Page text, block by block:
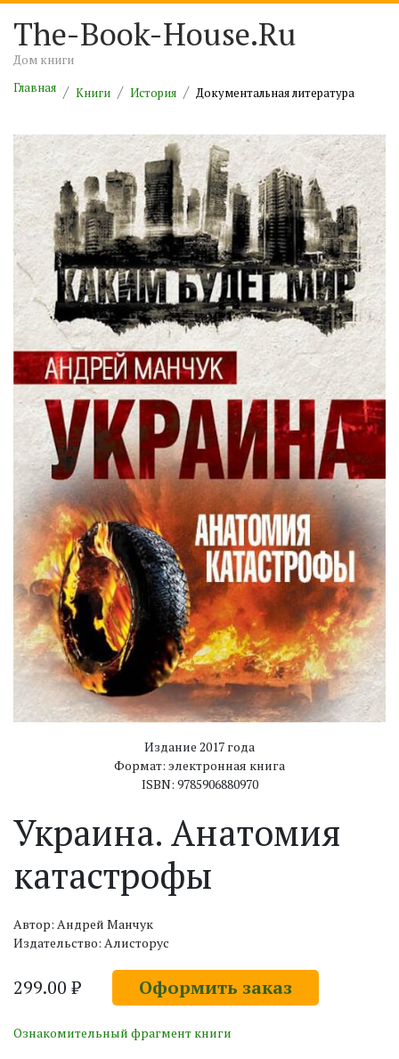
The-Book-House.Ru
Дом книги
Главная
Книги История Документальная литература
Издание 2017 года
Формат: электронная книга
ISBN: 9785906880970
Украина. Анатомия
катастрофы
Автор: Андрей Манчук
Издательство: Алисторус
299.00 ₽ Оформить заказ
Ознакомительный фрагмент книги